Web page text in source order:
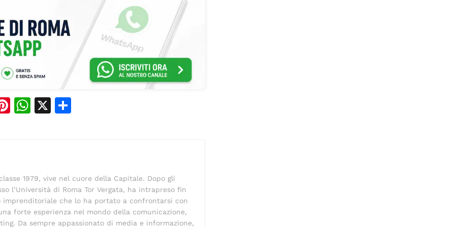
Pi W
p
p
X
di
1979, vive nel cuore della Capitale. Dopo gli
l’Università di Roma Tor Vergata, ha intrapreso fin
imprenditoriale che lo ha portato a confrontarsi con
forte esperienza nel mondo della comunicazione,
Da sempre appassionato di media e informazione,